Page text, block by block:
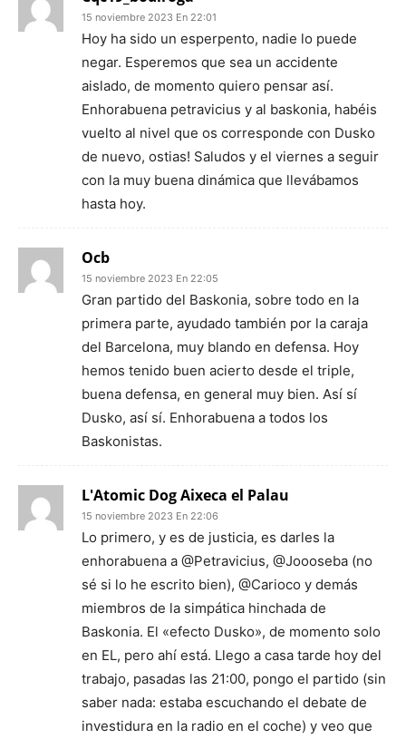
15 noviembre 2023 En 22:01
Hoy ha sido un esperpento, nadie lo puede
negar. Esperemos que sea un accidente
aislado, de momento quiero pensar así.
Enhorabuena petravicius y al baskonia, habéis
vuelto al nivel que os corresponde con Dusko
de nuevo, ostias! Saludos y el viernes a seguir
con la muy buena dinámica que llevábamos
hasta hoy.
Ocb
15 noviembre 2023 En 22:05
Gran partido del Baskonia, sobre todo en la
primera parte, ayudado también por la caraja
del Barcelona, muy blando en defensa. Hoy
hemos tenido buen acierto desde el triple,
buena defensa, en general muy bien. Así sí
Dusko, así sí. Enhorabuena a todos los
Baskonistas.
L'Atomic Dog Aixeca el Palau
15 noviembre 2023 En 22:06
Lo primero, y es de justicia, es darles la
enhorabuena a @Petravicius, @Joooseba (no
sé si lo he escrito bien), @Carioco y demás
miembros de la simpática hinchada de
Baskonia. El «efecto Dusko», de momento solo
en EL, pero ahí está. Llego a casa tarde hoy del
trabajo, pasadas las 21:00, pongo el partido (sin
saber nada: estaba escuchando el debate de
investidura en la radio en el coche) y veo que